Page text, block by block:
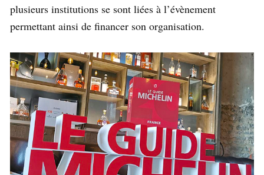
plusieurs institutions se sont liées à l’évènement
permettant ainsi de financer son organisation.